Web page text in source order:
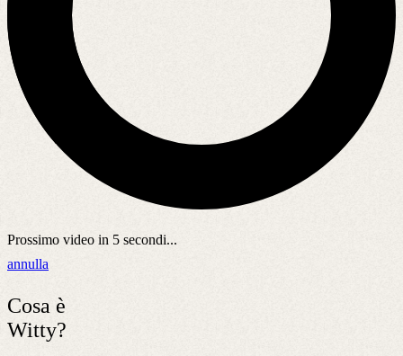
Prossimo video in 5 secondi...
annulla
Cosa è
Witty?